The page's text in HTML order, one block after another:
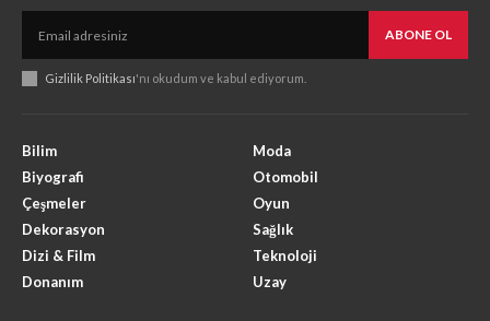
ABONE OL
Gizlilik Politikası'nı okudum ve kabul ediyorum.
Bilim
Biyografi
Çeşmeler
Dekorasyon
Dizi & Film
Donanım
Moda
Otomobil
Oyun
Sağlık
Teknoloji
Uzay